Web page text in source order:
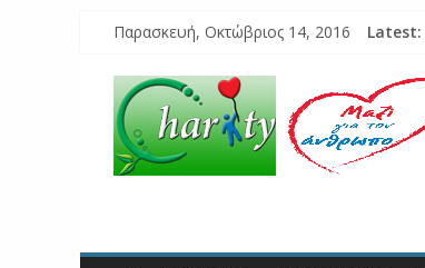
Παρασκευή, Οκτώβριος 14, 2016 Latest: